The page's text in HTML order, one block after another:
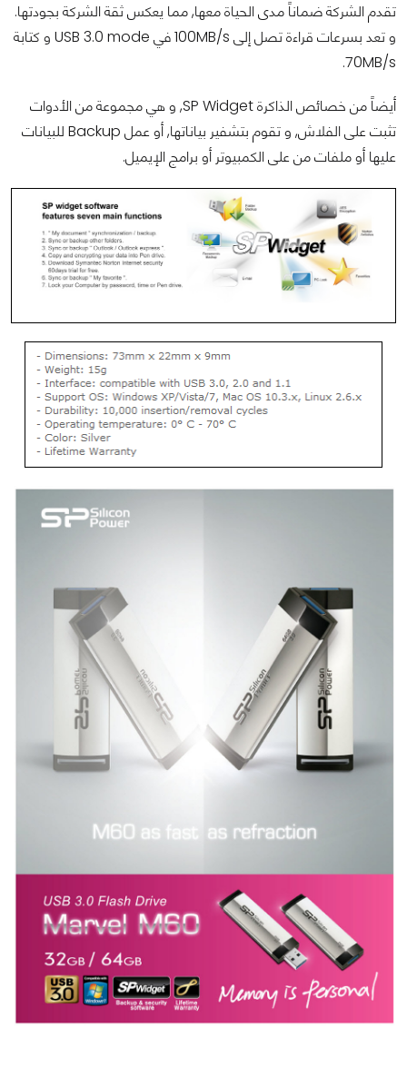
تقدم الشركة ضماناً مدى الحياة معها, مما يعكس ثقة الشركة بجودتها.
و تعد بسرعات قراءة تصل إلى 100MB/s في USB 3.0 mode و كتابة
70MB/s.
أيضاً من خصائص الذاكرة SP Widget, و هي مجموعة من الأدوات
تثبت على الفلاش, و تقوم بتشفير بياناتها, أو عمل Backup للبيانات
عليها أو ملفات من على الكمبيوتر أو برامج الإيميل.